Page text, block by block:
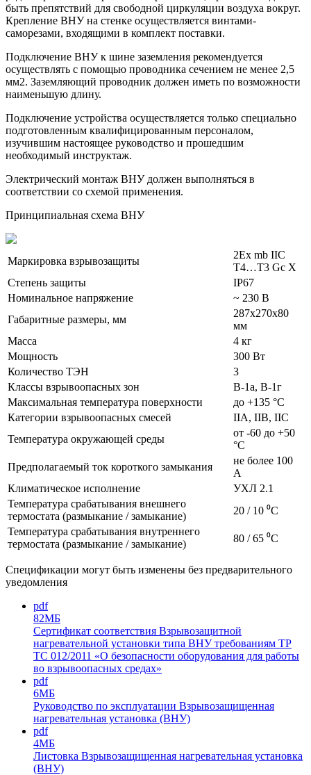
быть препятствий для свободной циркуляции воздуха вокруг.
Крепление ВНУ на стенке осуществляется винтами-
саморезами, входящими в комплект поставки.
Подключение ВНУ к шине заземления рекомендуется
осуществлять с помощью проводника сечением не менее 2,5
мм2. Заземляющий проводник должен иметь по возможности
наименьшую длину.
Подключение устройства осуществляется только специально
подготовленным квалифицированным персоналом,
изучившим настоящее руководство и прошедшим
необходимый инструктаж.
Электрический монтаж ВНУ должен выполняться в
соответствии со схемой применения.
Принципиальная схема ВНУ
Маркировка взрывозащиты
2Ex mb IIC
T4…T3 Gc X
Степень защиты
IP67
Номинальное напряжение
~ 230 В
Габаритные размеры, мм
287x270x80
мм
Масса
4 кг
Мощность
300 Вт
Количество ТЭН
3
Классы взрывоопасных зон
В-1а, В-1г
Максимальная температура поверхности
до +135 °С
Категории взрывоопасных смесей
IIA, IIB, IIC
Температура окружающей среды
от -60 до +50
°C
Предполагаемый ток короткого замыкания
не более 100
А
Климатическое исполнение
УХЛ 2.1
Температура срабатывания внешнего
термостата (размыкание / замыкание)
20 / 10 ⁰C
Температура срабатывания внутреннего
термостата (размыкание / замыкание)
80 / 65 ⁰C
Спецификации могут быть изменены без предварительного
уведомления
pdf
82МБ
Сертификат соответствия Взрывозащитной
нагревательной установки типа ВНУ требованиям ТР
ТС 012/2011 «О безопасности оборудования для работы
во взрывоопасных средах»
pdf
6МБ
Руководство по эксплуатации Взрывозащищенная
нагревательная установка (ВНУ)
pdf
4МБ
Листовка Взрывозащищенная нагревательная установка
(ВНУ)